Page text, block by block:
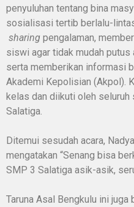
penyuluhan tentang bina
sosialisasi tertib berlalu-
sharing pengalaman,
siswi agar tidak mudah
serta memberikan informasi
Akademi Kepolisian (Akpol).
kelas dan diikuti oleh
Salatiga.
Ditemui sesudah acara,
mengatakan “Senang bisa
SMP 3 Salatiga asik-asik,
Taruna Asal Bengkulu ini